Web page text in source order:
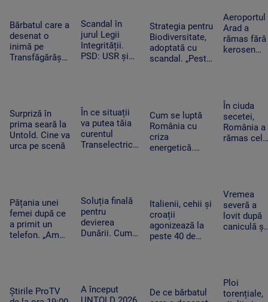
cauza
blocajului de la
ANCPI
cumpărături
dronă cu
bombă pe
aeroportul
din Leipzig
Bărbatul care a
desenat o
inimă pe
Transfăgărășan
singurul”
Scandal în
jurul Legii
Integrității.
PSD: USR și
Strategia pentru
Biodiversitate,
adoptată cu
scandal. „Peste
Aeroportul
Arad a
rămas fără
kerosen
nu a ajuns
la timp
Surpriză în
prima seară la
Untold. Cine va
urca pe scenă
În ce situații
va putea tăia
curentul
Transelectrica.
industriali”
Cum se luptă
România cu
criza
energetică.
trebuie să ne
întoarcem în
beznă”
În ciuda
secetei,
România a
rămas cel
Recoltele
au atins
niveluri
record
Pățania unei
femei după ce
a primit un
telefon. „Am
așa ceva”
Soluția finală
pentru
devierea
Dunării. Cum
salveze
Reactorul 2 de
Italienii, cehii și
croații
agonizează la
peste 40 de
scăzut nivel
Vremea
severă a
lovit după
caniculă și
în timp ce
se
Știrile ProTV
A început
De ce bărbatul
Ploi
torențiale,